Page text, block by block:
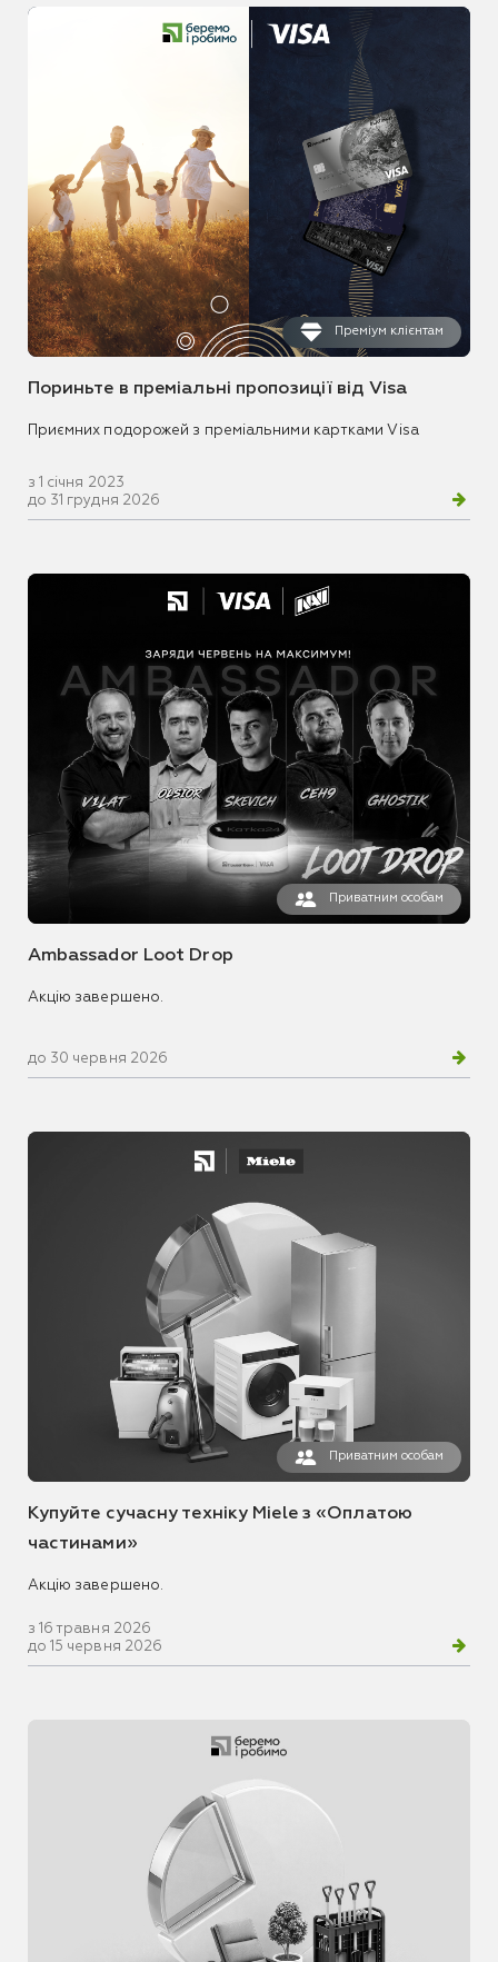
Преміум клієнтам
Пориньте в преміальні пропозиції від Visa
Приємних подорожей з преміальними картками Visa
з 1 січня 2023
до 31 грудня 2026
Приватним особам
Ambassador Loot Drop
Акцію завершено.
до 30 червня 2026
Приватним особам
Купуйте сучасну техніку Miele з «Оплатою
частинами»
Акцію завершено.
з 16 травня 2026
до 15 червня 2026